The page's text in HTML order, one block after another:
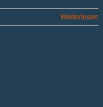
Weiterlesen